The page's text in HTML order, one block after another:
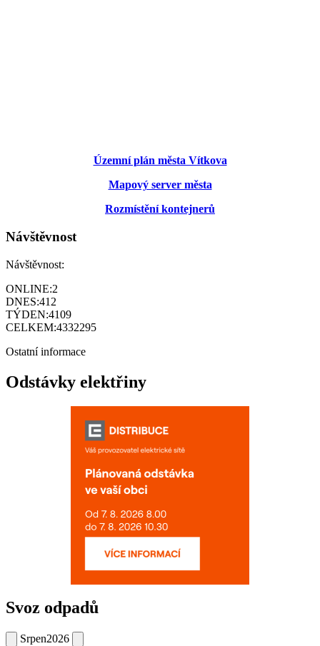
Územní plán města Vítkova
Mapový server města
Rozmístění kontejnerů
Návštěvnost
Návštěvnost:
ONLINE:2
DNES:412
TÝDEN:4109
CELKEM:4332295
Ostatní informace
Odstávky elektřiny
Svoz odpadů
Srpen2026